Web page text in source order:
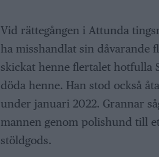
Vid rättegången i Attunda
ha misshandlat sin dåvarande
skickat henne flertalet hotfulla
döda henne. Han stod också
under januari 2022. Grannar
mannen genom polishund till
stöldgods.